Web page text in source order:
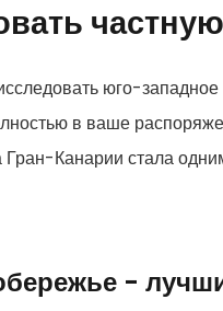
юго-
в ваше
Канарии стала
-